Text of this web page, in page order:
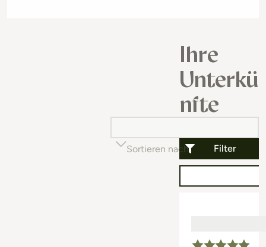
Ihre
Unterkü
nfte
Filter
Sortieren nach Beliebtheit